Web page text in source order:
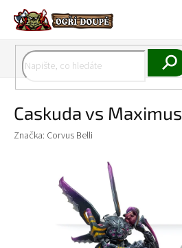
obsah
Caskuda vs Maximus
Značka: Corvus Belli